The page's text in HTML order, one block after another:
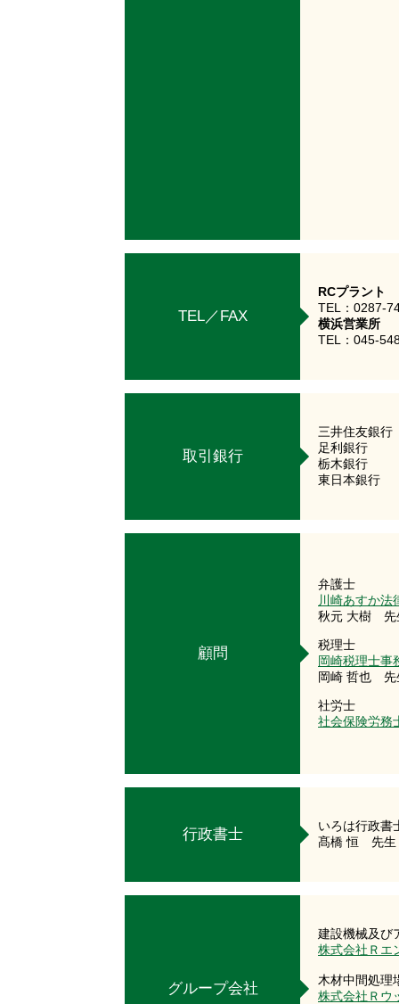
TEL／FAX
RCプラント
TEL：0287-
横浜営業所
TEL：045-
取引銀行
三井住友
足利銀行
栃木銀
東日本
顧問
弁護士
川崎あすか法
秋元 大樹 先
税理士
岡崎税理士事
岡崎 哲也 先
社労士
社会保険労務
行政書士
いろは行政書
髙橋 恒 先生
グループ会社
建設機械及び
株式会社Ｒエ
木材中間処理
株式会社Ｒウ